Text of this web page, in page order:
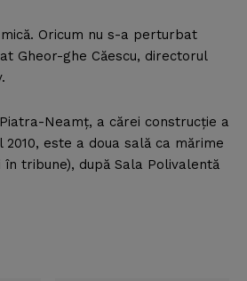
Oricum nu s-a perturbat
Gheor-ghe Căescu, directorul
Neamţ, a cărei construcţie a
este a doua sală ca mărime
tribune), după Sala Polivalentă